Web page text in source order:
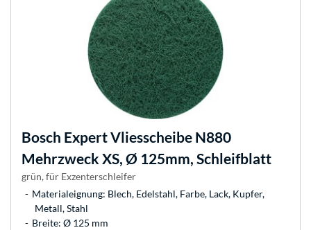
Bosch Expert Vliesscheibe N880
Mehrzweck XS, Ø 125mm, Schleifblatt
grün, für Exzenterschleifer
Materialeignung: Blech, Edelstahl, Farbe, Lack, Kupfer,
Metall, Stahl
Breite: Ø 125 mm